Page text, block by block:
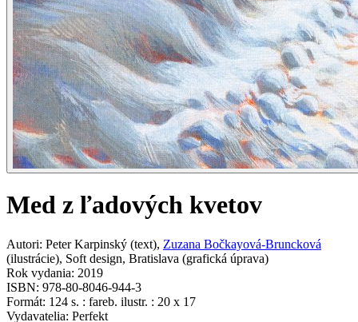
Med z ľadových kvetov
Autori: Peter Karpinský (text), Zuzana Bočkayová-Bruncková
(ilustrácie), Soft design, Bratislava (grafická úprava)
Rok vydania: 2019
ISBN: 978-80-8046-944-3
Formát: 124 s. : fareb. ilustr. : 20 x 17
Vydavatelia: Perfekt